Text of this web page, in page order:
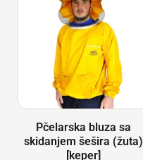
Pčelarska bluza sa
skidanjem šešira (žuta)
[keper]